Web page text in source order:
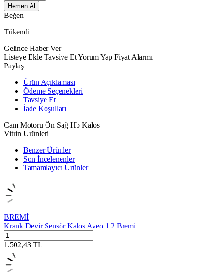
Hemen Al
Beğen
Tükendi
Gelince Haber Ver
Listeye Ekle Tavsiye EtYorum Yap Fiyat Alarmı
Paylaş
Ürün Açıklaması
Ödeme Seçenekleri
Tavsiye Et
İade Koşulları
Cam Motoru Ön Sağ Hb Kalos
Vitrin Ürünleri
Benzer Ürünler
Son İncelenenler
Tamamlayıcı Ürünler
BREMİ
Krank Devir Sensör Kalos Aveo 1.2 Bremi
1.502,43 TL